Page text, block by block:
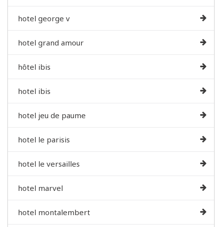
hotel george v
hotel grand amour
hôtel ibis
hotel ibis
hotel jeu de paume
hotel le parisis
hotel le versailles
hotel marvel
hotel montalembert